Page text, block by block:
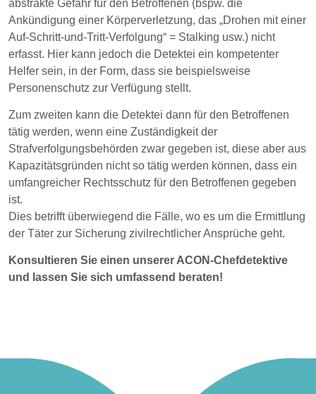
abstrakte Gefahr für den Betroffenen (bspw. die
Ankündigung einer Körperverletzung, das „Drohen mit einer
Auf-Schritt-und-Tritt-Verfolgung“ = Stalking usw.) nicht
erfasst. Hier kann jedoch die Detektei ein kompetenter
Helfer sein, in der Form, dass sie beispielsweise
Personenschutz zur Verfügung stellt.
Zum zweiten kann die Detektei dann für den Betroffenen
tätig werden, wenn eine Zuständigkeit der
Strafverfolgungsbehörden zwar gegeben ist, diese aber aus
Kapazitätsgründen nicht so tätig werden können, dass ein
umfangreicher Rechtsschutz für den Betroffenen gegeben
ist.
Dies betrifft überwiegend die Fälle, wo es um die Ermittlung
der Täter zur Sicherung zivilrechtlicher Ansprüche geht.
Konsultieren Sie einen unserer ACON-Chefdetektive
und lassen Sie sich umfassend beraten!